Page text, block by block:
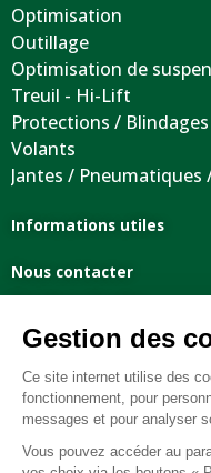
Optimisation
Outillage
Optimisation de
Treuil - Hi-Lift
Protections / Blindages
Volants
Jantes / Pneumatiques
Informations utiles
Nous contacter
Mentions légales
Conditions générales de